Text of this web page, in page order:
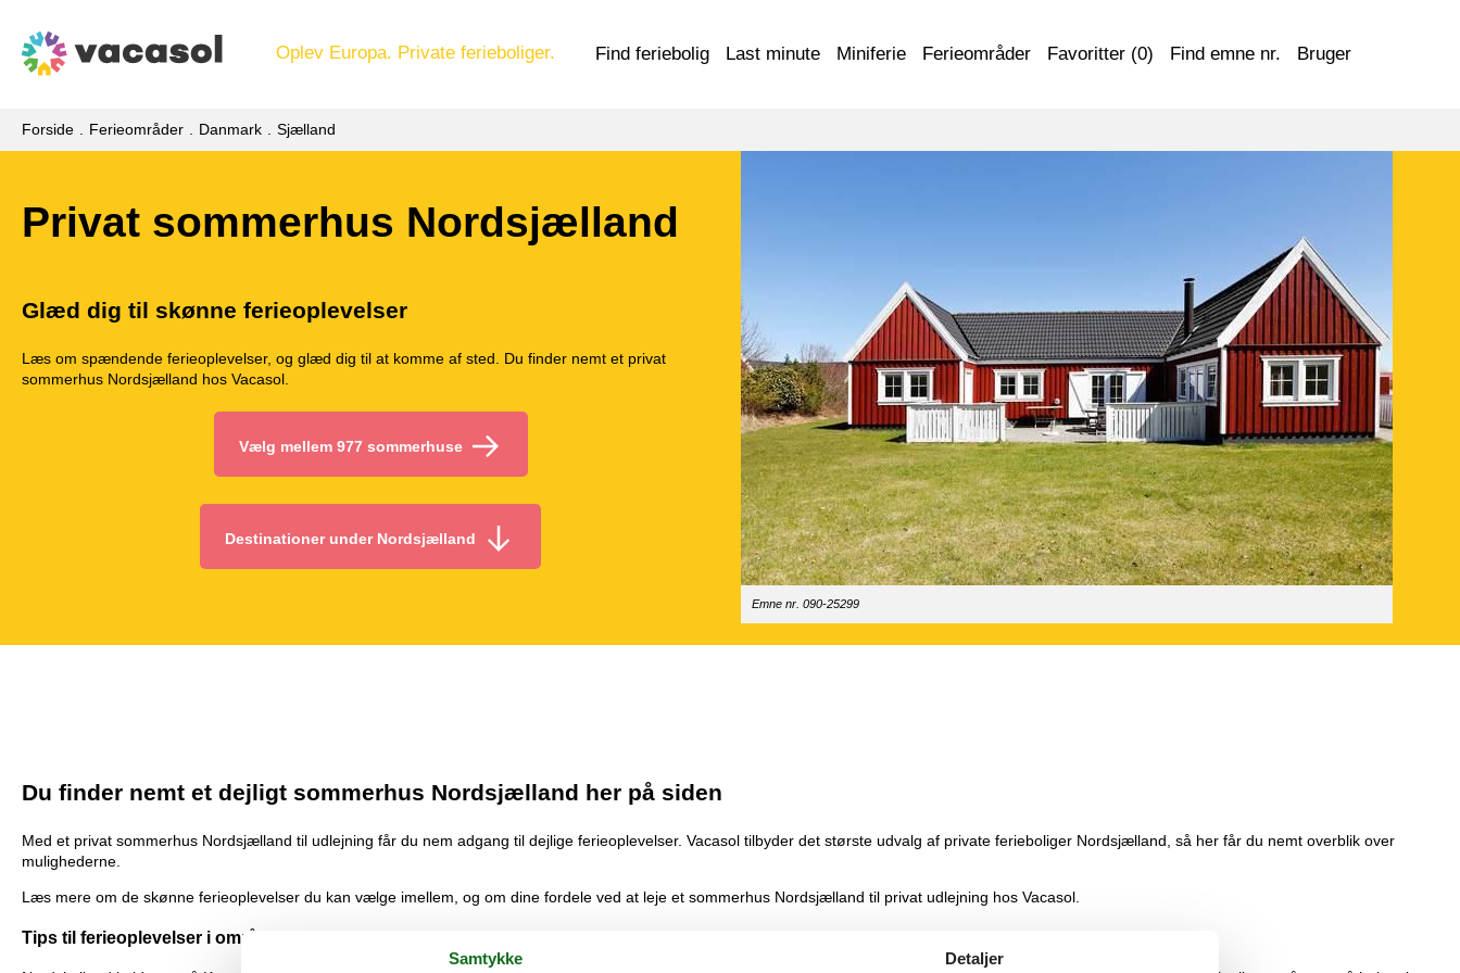
Oplev Europa. Private ferieboliger. Find feriebolig Last minute Miniferie Ferieområder Favoritter (0) Find emne nr. Bruger
Forside Ferieområder Danmark Sjælland
Privat sommerhus Nordsjælland
Glæd dig til skønne ferieoplevelser
Læs om spændende ferieoplevelser, og glæd dig til at komme af sted. Du finder nemt et privat
sommerhus Nordsjælland hos Vacasol.
Vælg mellem 977 sommerhuse
Destinationer under Nordsjælland
Emne nr. 090-25299
Du finder nemt et dejligt sommerhus Nordsjælland her på siden
Med et privat sommerhus Nordsjælland til udlejning får du nem adgang til dejlige ferieoplevelser. Vacasol tilbyder det største udvalg af private ferieboliger Nordsjælland, så her får du nemt overblik over
mulighederne.
Læs mere om de skønne ferieoplevelser du kan vælge imellem, og om dine fordele ved at leje et sommerhus Nordsjælland til privat udlejning hos Vacasol.
Tips til ferieoplevelser i området
Samtykke Detaljer